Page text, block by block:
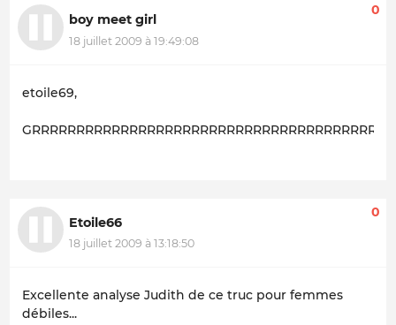
boy meet girl
18 juillet 2009 à 19:49:08
0
etoile69,
Etoile66
18 juillet 2009 à 13:18:50
0
Excellente analyse Judith de ce truc pour femmes
débiles...